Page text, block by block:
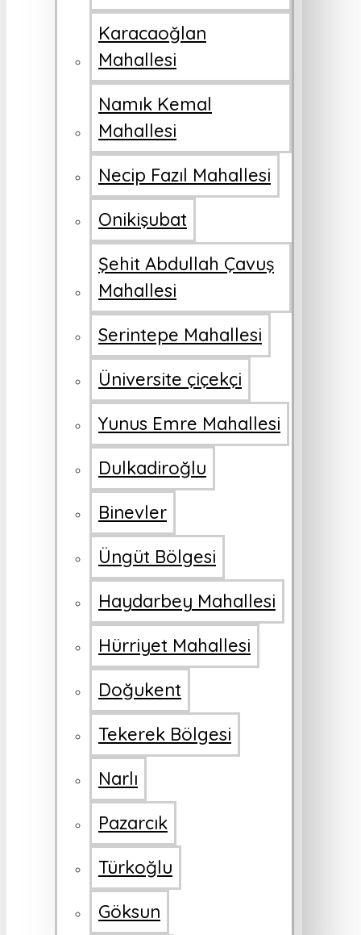
Karacaoğlan
Mahallesi
Namık Kemal
Mahallesi
Necip Fazıl Mahallesi
Onikişubat
Şehit Abdullah Çavuş
Mahallesi
Serintepe Mahallesi
Üniversite çiçekçi
Yunus Emre Mahallesi
Dulkadiroğlu
Binevler
Üngüt Bölgesi
Haydarbey Mahallesi
Hürriyet Mahallesi
Doğukent
Tekerek Bölgesi
Narlı
Pazarcık
Türkoğlu
Göksun